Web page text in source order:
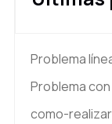
Problema
Problema
como-